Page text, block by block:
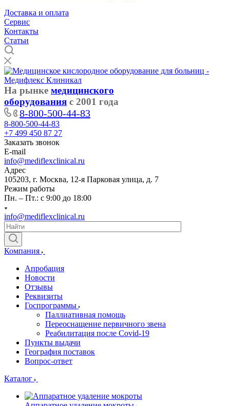
Доставка и оплата
Cервис
Контакты
Статьи
На рынке медицинского
оборудования с 2001 года
8-800-500-44-83
8-800-500-44-83
+7 499 450 87 27
Заказать звонок
E-mail
info@mediflexclinical.ru
Адрес
105203, г. Москва, 12-я Парковая улица, д. 7
Режим работы
Пн. – Пт.: с 9:00 до 18:00
info@mediflexclinical.ru
Компания
Апробация
Новости
Отзывы
Реквизиты
Госпрограммы
Паллиативная помощь
Переоснащение первичного звена
Реабилитация после Covid-19
Пункты выдачи
География поставок
Вопрос-ответ
Каталог